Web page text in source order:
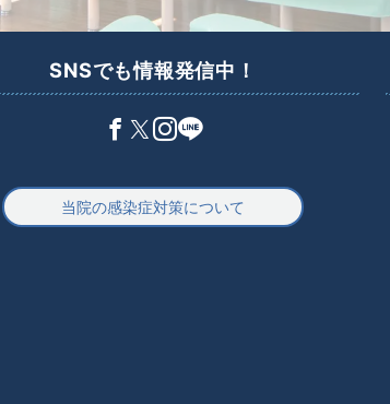
SNSでも情報発信中！
当院の感染症対策について